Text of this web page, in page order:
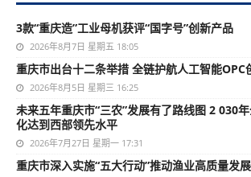
3款“重庆造”工业母机获评“国字号”创新产品
2026年8月7日 星期五 18:05
重庆市出台十二条举措 全链护航人工智能OPC
2026年8月5日 星期三 16:25
未来五年重庆市“三农”发展有了路线图 2 030
化达到西部领先水平
2026年7月27日 星期一 17:31
重庆市深入实施“五大行动”推动渔业高质量发展